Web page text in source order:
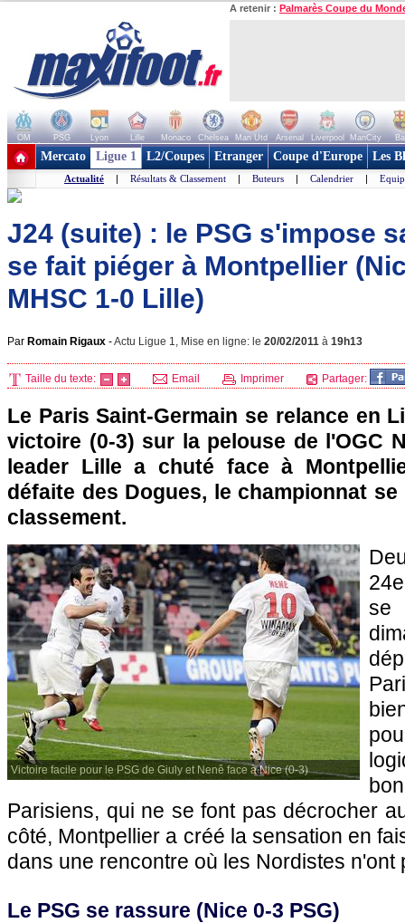
A retenir : Palmarès Coupe du
OM PSG Lyon Lille Monaco Chelsea Man Utd Arsenal Liverpool ManCity
+ de clubs
Mercato Ligue 1 L2/Coupes Etranger Coupe d'Europe Les
Actualité | Résultats & Classement | Buteurs | Calendrier |
J24 (suite) : le PSG s'impose
se fait piéger à Montpellier
MHSC 1-0 Lille)
Par Romain Rigaux -Actu Ligue 1, Mise en ligne: le 20/02/2011 à 19h13
Taille du texte: Email Imprimer Partager:
Le Paris Saint-Germain se relance en
victoire (0-3) sur la pelouse de l'OGC
leader Lille a chuté face à
défaite des Dogues, le championnat
classement.
Victoire facile pour le PSG de Giuly et Nenê face à Nice (0-3)
Parisiens, qui ne se font pas décrocher
côté, Montpellier a créé la sensation en
dans une rencontre où les Nordistes n'ont
Le PSG se rassure (Nice 0-3 PSG)